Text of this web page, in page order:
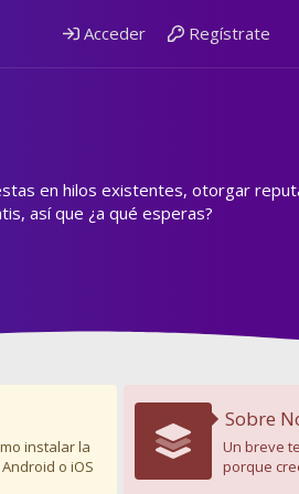
Acceder Regístrate
en hilos existentes, otorgar
así que ¿a qué esperas?
instalar la
o iOS
Sobre
Un breve
porque